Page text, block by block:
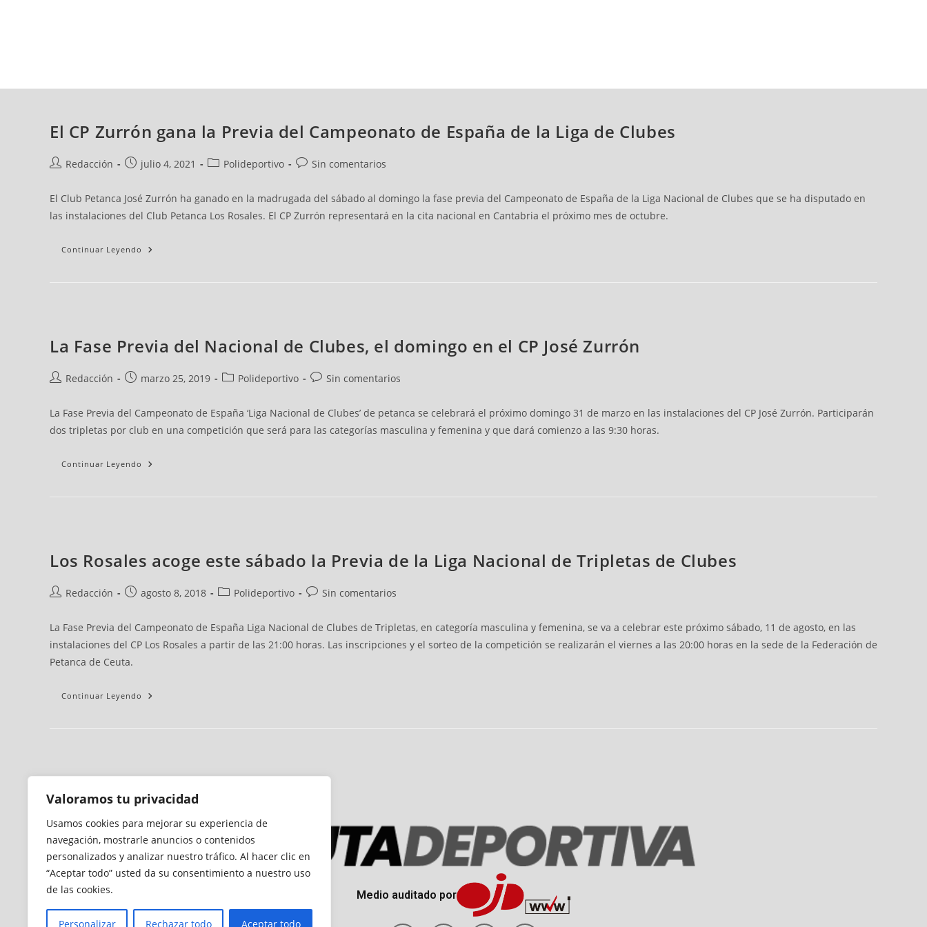
Valoramos tu privacidad
Usamos cookies para mejorar su experiencia de
navegación, mostrarle anuncios o contenidos
personalizados y analizar nuestro tráfico. Al hacer clic en
“Aceptar todo” usted da su consentimiento a nuestro uso
de las cookies.
Personalizar Rechazar todo Aceptar todo
El CP Zurrón gana la Previa del Campeonato de España de la Liga de Clubes
Redacción julio 4, 2021 Polideportivo Sin comentarios
El Club Petanca José Zurrón ha ganado en la madrugada del sábado al domingo la fase previa del Campeonato de España de la Liga Nacional de Clubes que se ha disputado en
las instalaciones del Club Petanca Los Rosales. El CP Zurrón representará en la cita nacional en Cantabria el próximo mes de octubre.
Continuar Leyendo
La Fase Previa del Nacional de Clubes, el domingo en el CP José Zurrón
Redacción marzo 25, 2019 Polideportivo Sin comentarios
La Fase Previa del Campeonato de España ‘Liga Nacional de Clubes’ de petanca se celebrará el próximo domingo 31 de marzo en las instalaciones del CP José Zurrón. Participarán
dos tripletas por club en una competición que será para las categorías masculina y femenina y que dará comienzo a las 9:30 horas.
Continuar Leyendo
Los Rosales acoge este sábado la Previa de la Liga Nacional de Tripletas de Clubes
Redacción agosto 8, 2018 Polideportivo Sin comentarios
La Fase Previa del Campeonato de España Liga Nacional de Clubes de Tripletas, en categoría masculina y femenina, se va a celebrar este próximo sábado, 11 de agosto, en las
instalaciones del CP Los Rosales a partir de las 21:00 horas. Las inscripciones y el sorteo de la competición se realizarán el viernes a las 20:00 horas en la sede de la Federación de
Petanca de Ceuta.
Continuar Leyendo
Medio auditado por